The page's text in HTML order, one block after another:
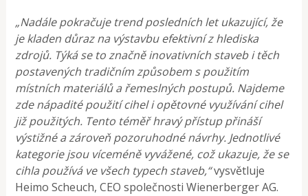
„Nadále pokračuje trend posledních let ukazující, že
je kladen důraz na výstavbu efektivní z hlediska
zdrojů. Týká se to značně inovativních staveb i těch
postavených tradičním způsobem s použitím
místních materiálů a řemeslných postupů. Najdeme
zde nápadité použití cihel i opětovné využívání cihel
již použitých. Tento téměř hravý přístup přináší
výstižné a zároveň pozoruhodné návrhy. Jednotlivé
kategorie jsou víceméně vyvážené, což ukazuje, že se
cihla používá ve všech typech staveb,“vysvětluje
Heimo Scheuch, CEO společnosti Wienerberger AG.